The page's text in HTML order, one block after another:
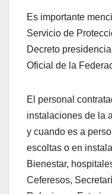
Es importante
Servicio de
Decreto
Oficial de la
El personal
instalaciones de la
y cuando es a
escoltas o en
Bienestar,
Ceferesos,